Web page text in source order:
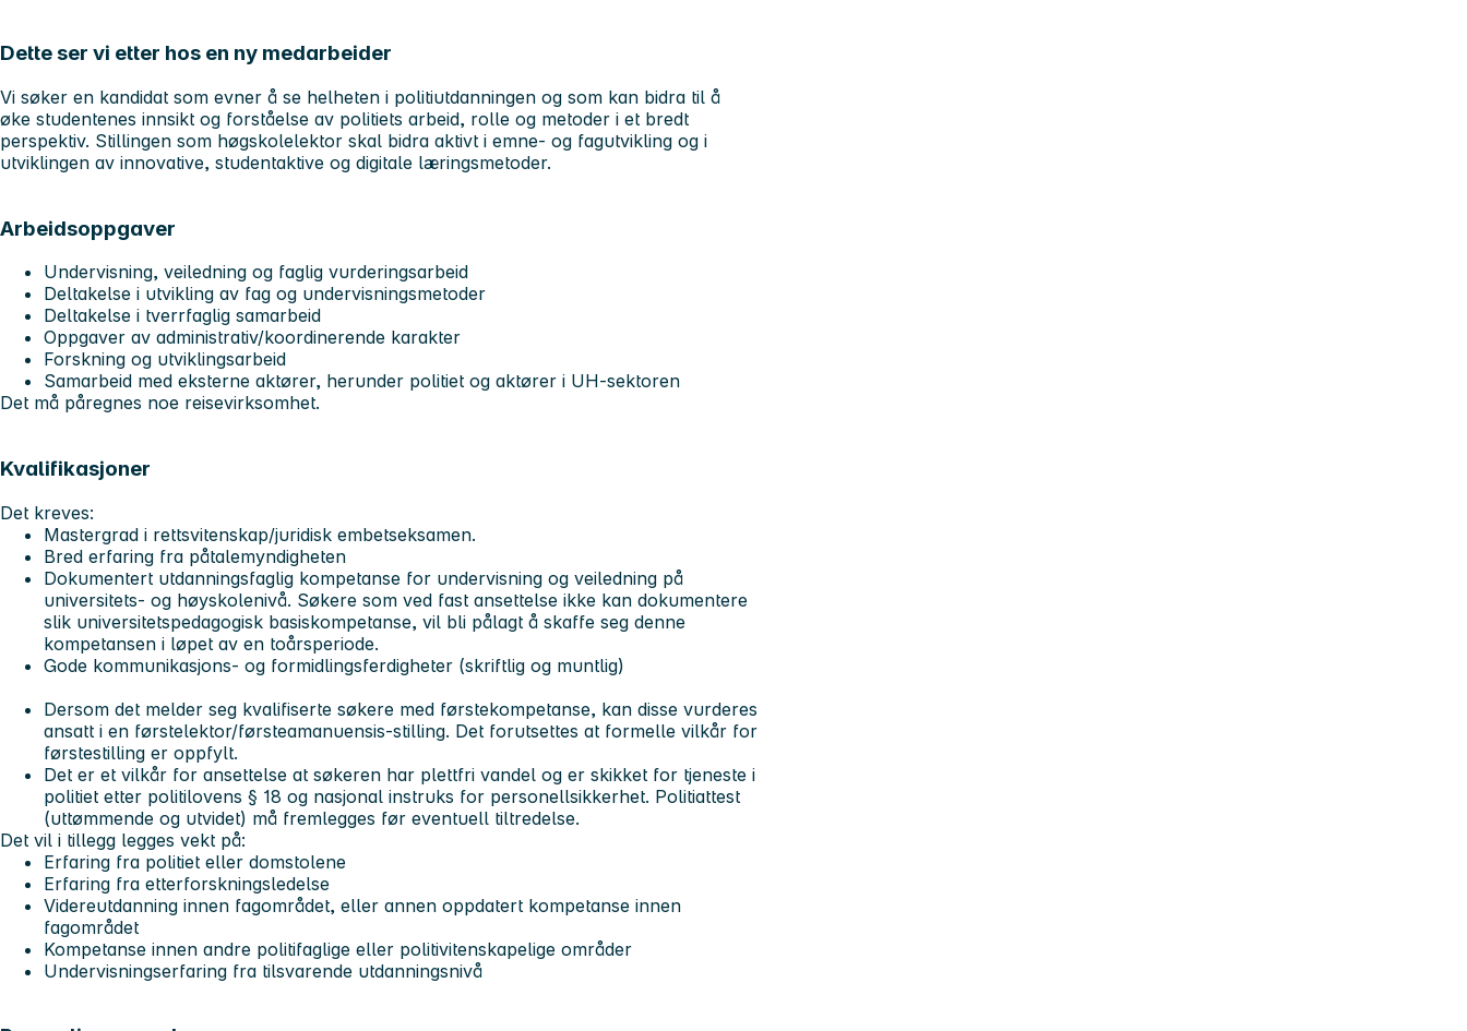
Dette ser vi etter hos en ny medarbeider
Vi søker en kandidat som evner å se helheten i politiutdanningen og som kan bidra til å
øke studentenes innsikt og forståelse av politiets arbeid, rolle og metoder i et bredt
perspektiv. Stillingen som høgskolelektor skal bidra aktivt i emne- og fagutvikling og i
utviklingen av innovative, studentaktive og digitale læringsmetoder.
Arbeidsoppgaver
Undervisning, veiledning og faglig vurderingsarbeid
Deltakelse i utvikling av fag og undervisningsmetoder
Deltakelse i tverrfaglig samarbeid
Oppgaver av administrativ/koordinerende karakter
Forskning og utviklingsarbeid
Samarbeid med eksterne aktører, herunder politiet og aktører i UH-sektoren
Det må påregnes noe reisevirksomhet.
Kvalifikasjoner
Det kreves:
Mastergrad i rettsvitenskap/juridisk embetseksamen.
Bred erfaring fra påtalemyndigheten
Dokumentert utdanningsfaglig kompetanse for undervisning og veiledning på
universitets- og høyskolenivå. Søkere som ved fast ansettelse ikke kan dokumentere
slik universitetspedagogisk basiskompetanse, vil bli pålagt å skaffe seg denne
kompetansen i løpet av en toårsperiode.
Gode kommunikasjons- og formidlingsferdigheter (skriftlig og muntlig)
Dersom det melder seg kvalifiserte søkere med førstekompetanse, kan disse vurderes
ansatt i en førstelektor/førsteamanuensis-stilling. Det forutsettes at formelle vilkår for
førstestilling er oppfylt.
Det er et vilkår for ansettelse at søkeren har plettfri vandel og er skikket for tjeneste i
politiet etter politilovens § 18 og nasjonal instruks for personellsikkerhet. Politiattest
(uttømmende og utvidet) må fremlegges før eventuell tiltredelse.
Det vil i tillegg legges vekt på:
Erfaring fra politiet eller domstolene
Erfaring fra etterforskningsledelse
Videreutdanning innen fagområdet, eller annen oppdatert kompetanse innen
fagområdet
Kompetanse innen andre politifaglige eller politivitenskapelige områder
Undervisningserfaring fra tilsvarende utdanningsnivå